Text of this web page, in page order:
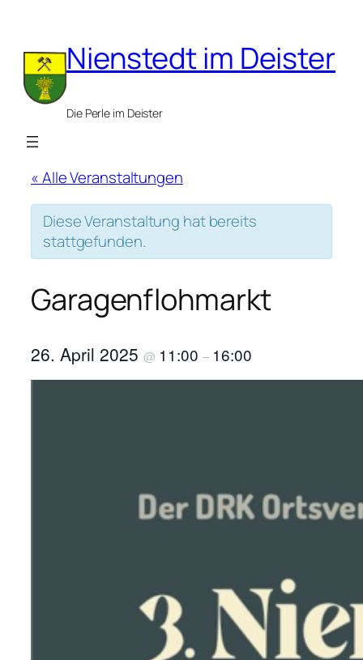
Nienstedt im Deister
Die Perle im Deister
« Alle Veranstaltungen
Diese Veranstaltung hat bereits
stattgefunden.
Garagenflohmarkt
26. April 2025 @ 11:00 – 16:00